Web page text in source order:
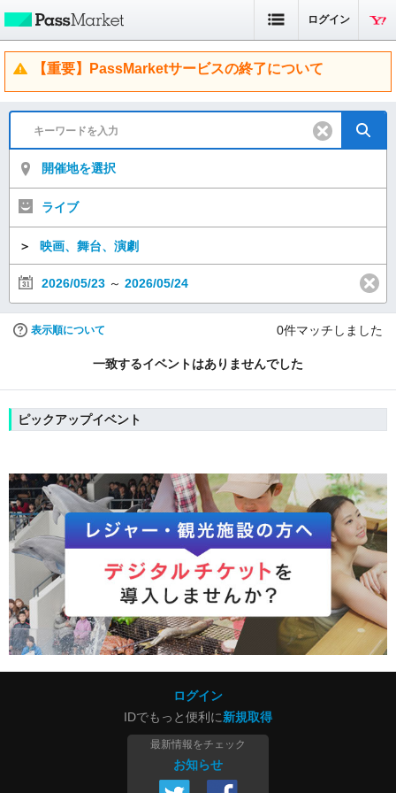
ログイン
【重要】PassMarketサービスの終了について
開催地を選択
ライブ
＞ 映画、舞台、演劇
2026/05/23 ～ 2026/05/24
表示順について 0件マッチしました
一致するイベントはありませんでした
ピックアップイベント
ログイン
IDでもっと便利に新規取得
最新情報をチェック
お知らせ